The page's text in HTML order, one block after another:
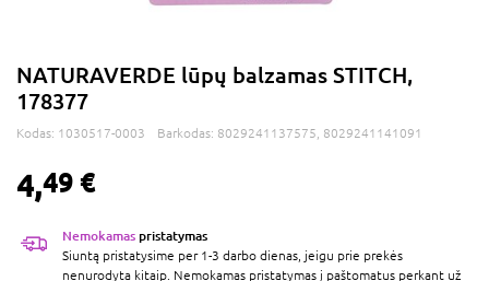
NATURAVERDE lūpų balzamas STITCH,
178377
Kodas: 1030517-0003 Barkodas: 8029241137575, 8029241141091
4,49 €
Nemokamas pristatymas
Siuntą pristatysime per 1-3 darbo dienas, jeigu prie prekės
nenurodyta kitaip. Nemokamas pristatymas į paštomatus perkant už